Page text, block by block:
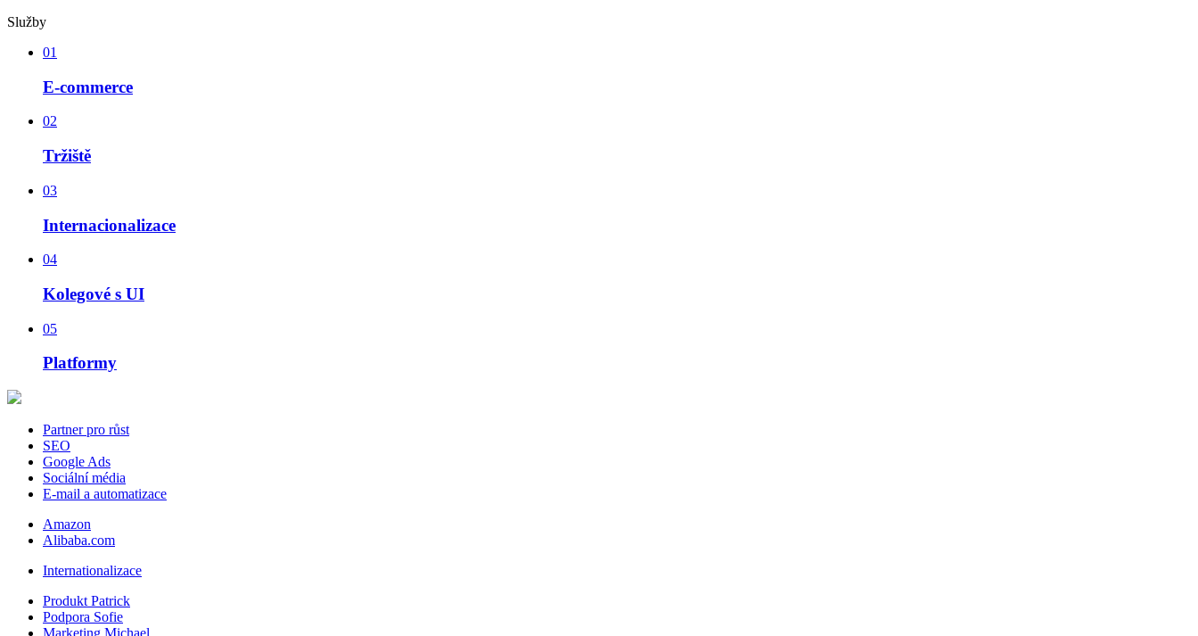
Služby
01
E-commerce
02
Tržiště
03
Internacionalizace
04
Kolegové s UI
05
Platformy
Partner pro růst
SEO
Google Ads
Sociální média
E-mail a automatizace
Amazon
Alibaba.com
Internationalizace
Produkt Patrick
Podpora Sofie